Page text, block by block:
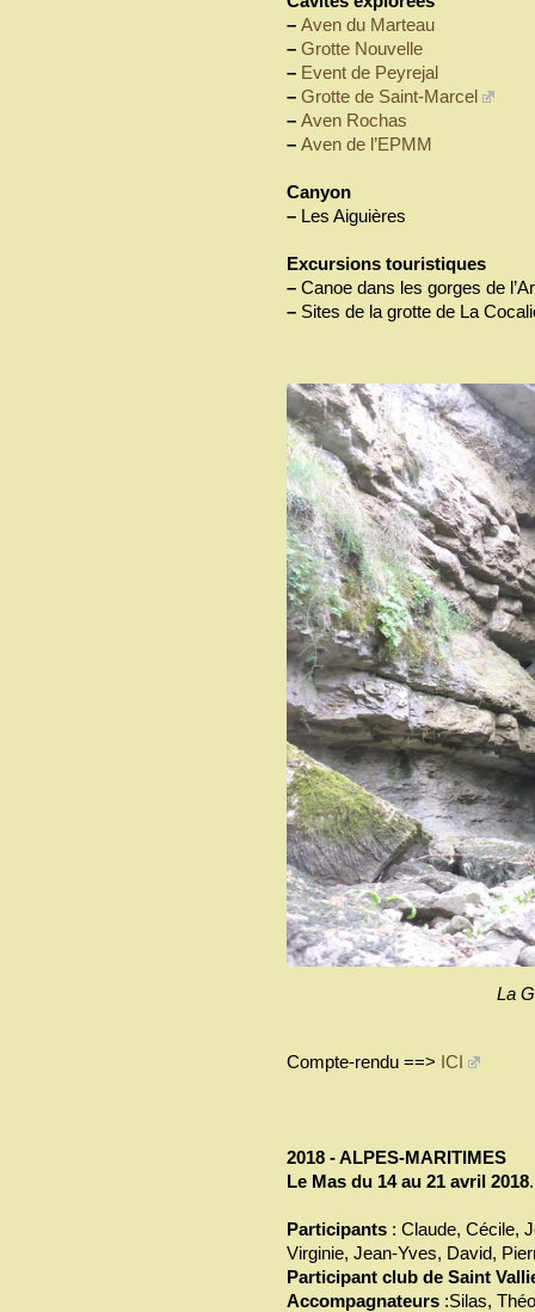
– Aven du Marteau
– Grotte Nouvelle
– Event de Peyrejal
– Grotte de Saint-Marcel
– Aven Rochas
– Aven de l’EPMM
Canyon
– Les Aiguières
Excursions touristiques
– Canoe dans les gorges de
– Sites de la grotte de La
La
Compte-rendu ==> ICI
2018 - ALPES-MARITIMES
Le Mas du 14 au 21 avril 2018.
Participants : Claude, Cécile,
Virginie, Jean-Yves, David,
Participant club de Saint
Accompagnateurs :Silas,